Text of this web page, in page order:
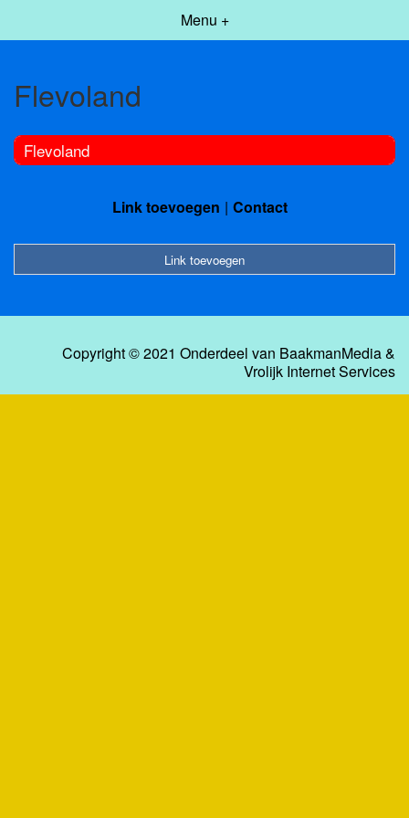
Menu +
Flevoland
Flevoland
Link toevoegen Contact
Link toevoegen
Copyright © 2021 Onderdeel van BaakmanMedia&
Vrolijk Internet Services